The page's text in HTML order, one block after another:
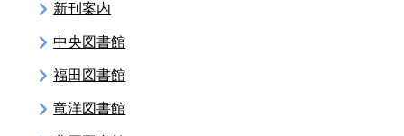
新刊案内
中央図書館
福田図書館
竜洋図書館